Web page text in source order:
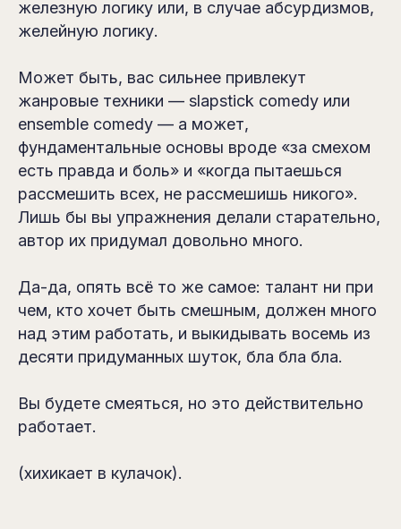
железную логику или, в случае абсурдизмов,
желейную логику.
Может быть, вас сильнее привлекут
жанровые техники — slapstick comedy или
ensemble comedy — а может,
фундаментальные основы вроде «за смехом
есть правда и боль» и «когда пытаешься
рассмешить всех, не рассмешишь никого».
Лишь бы вы упражнения делали старательно,
автор их придумал довольно много.
Да-да, опять всё то же самое: талант ни при
чем, кто хочет быть смешным, должен много
над этим работать, и выкидывать восемь из
десяти придуманных шуток, бла бла бла.
Вы будете смеяться, но это действительно
работает.
(хихикает в кулачок).